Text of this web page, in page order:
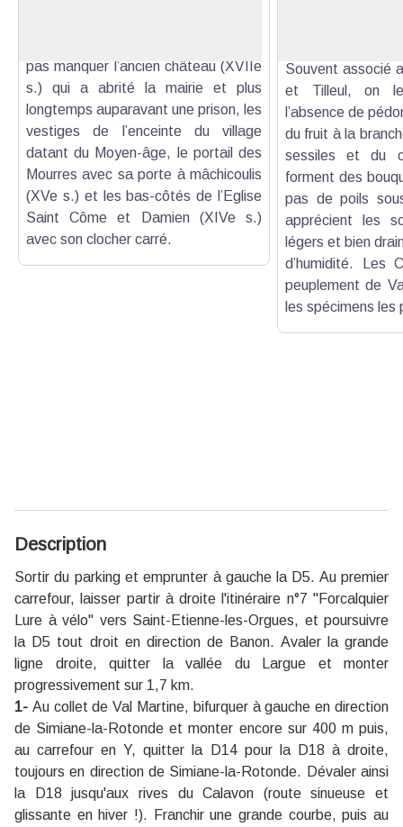
pas manquer l’ancien château (XVIIe
s.) qui a abrité la mairie et plus
longtemps auparavant une prison, les
vestiges de l’enceinte du village
datant du Moyen-âge, le portail des
Mourres avec sa porte à mâchicoulis
(XVe s.) et les bas-côtés de l’Eglise
Saint Côme et Damien (XIVe s.)
avec son clocher carré.
Souvent associé
et Tilleul, on
l’absence de
du fruit à la
sessiles et du
forment des
pas de poils
apprécient les
légers et bien
d’humidité. Les
peuplement de
les spécimens les
Description
Sortir du parking et emprunter à gauche la D5. Au premier
carrefour, laisser partir à droite l'itinéraire n°7 ''Forcalquier
Lure à vélo'' vers Saint-Etienne-les-Orgues, et poursuivre
la D5 tout droit en direction de Banon. Avaler la grande
ligne droite, quitter la vallée du Largue et monter
progressivement sur 1,7 km.
1- Au collet de Val Martine, bifurquer à gauche en direction
de Simiane-la-Rotonde et monter encore sur 400 m puis,
au carrefour en Y, quitter la D14 pour la D18 à droite,
toujours en direction de Simiane-la-Rotonde. Dévaler ainsi
la D18 jusqu'aux rives du Calavon (route sinueuse et
glissante en hiver !). Franchir une grande courbe, puis au